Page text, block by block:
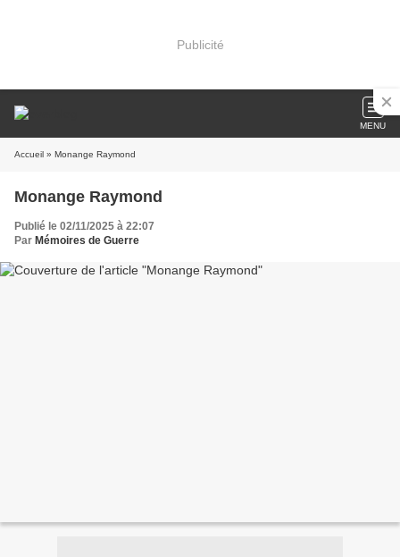
Publicité
MENU
Accueil » Monange Raymond
Monange Raymond
Publié le 02/11/2025 à 22:07
Par Mémoires de Guerre